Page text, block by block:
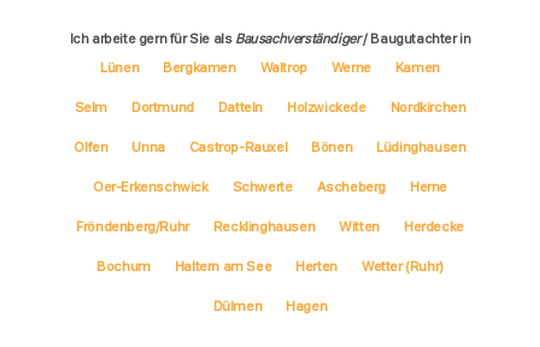
Ich arbeite gern für Sie als Bausachverständiger/ Baugutachter in
Lünen
Bergkamen Waltrop Werne Kamen
Selm Dortmund Datteln Holzwickede Nordkirchen
Olfen Unna Castrop-Rauxel Bönen Lüdinghausen
Oer-Erkenschwick Schwerte Ascheberg Herne
Fröndenberg/Ruhr Recklinghausen Witten Herdecke
Bochum Haltern am See Herten Wetter (Ruhr)
Dülmen Hagen